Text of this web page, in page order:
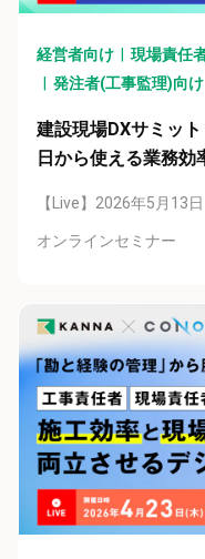
経営者向け 現場責任
発注者(工事監理)向け
建設現場DXサミッ
日から使える業務効
【Live】2026年5月13
オンラインセミナー